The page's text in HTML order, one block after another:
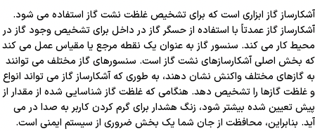
آشکارساز گاز ابزاری است که برای تشخیص غلظت نشت گاز استفاده می شود.
آشکارساز گاز عمدتاً با استفاده از حسگر گاز در داخل برای تشخیص وجود گاز در
محیط کار می کند. سنسور گاز به عنوان یک نقطه مرجع یا مقیاس عمل می کند
که بخش اصلی آشکارسازهای نشت گاز است. سنسورهای گاز مختلف می توانند
به گازهای مختلف واکنش نشان دهند، به طوری که آشکارساز گاز می تواند انواع
و غلظت گازها را تشخیص دهد. هنگامی که غلظت گاز شناسایی شده از مقدار از
پیش تعیین شده بیشتر شود، زنگ هشدار برای گرم کردن کاربر به صدا در می
آید. بنابراین، محافظت از جان شما یک بخش ضروری از سیستم ایمنی است.